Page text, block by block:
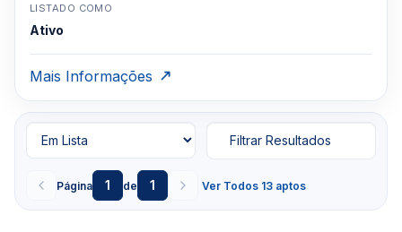
LISTADO COMO
Ativo
Mais Informações
Página 1 de 1 Ver Todos 13 aptos
Filtrar Resultados